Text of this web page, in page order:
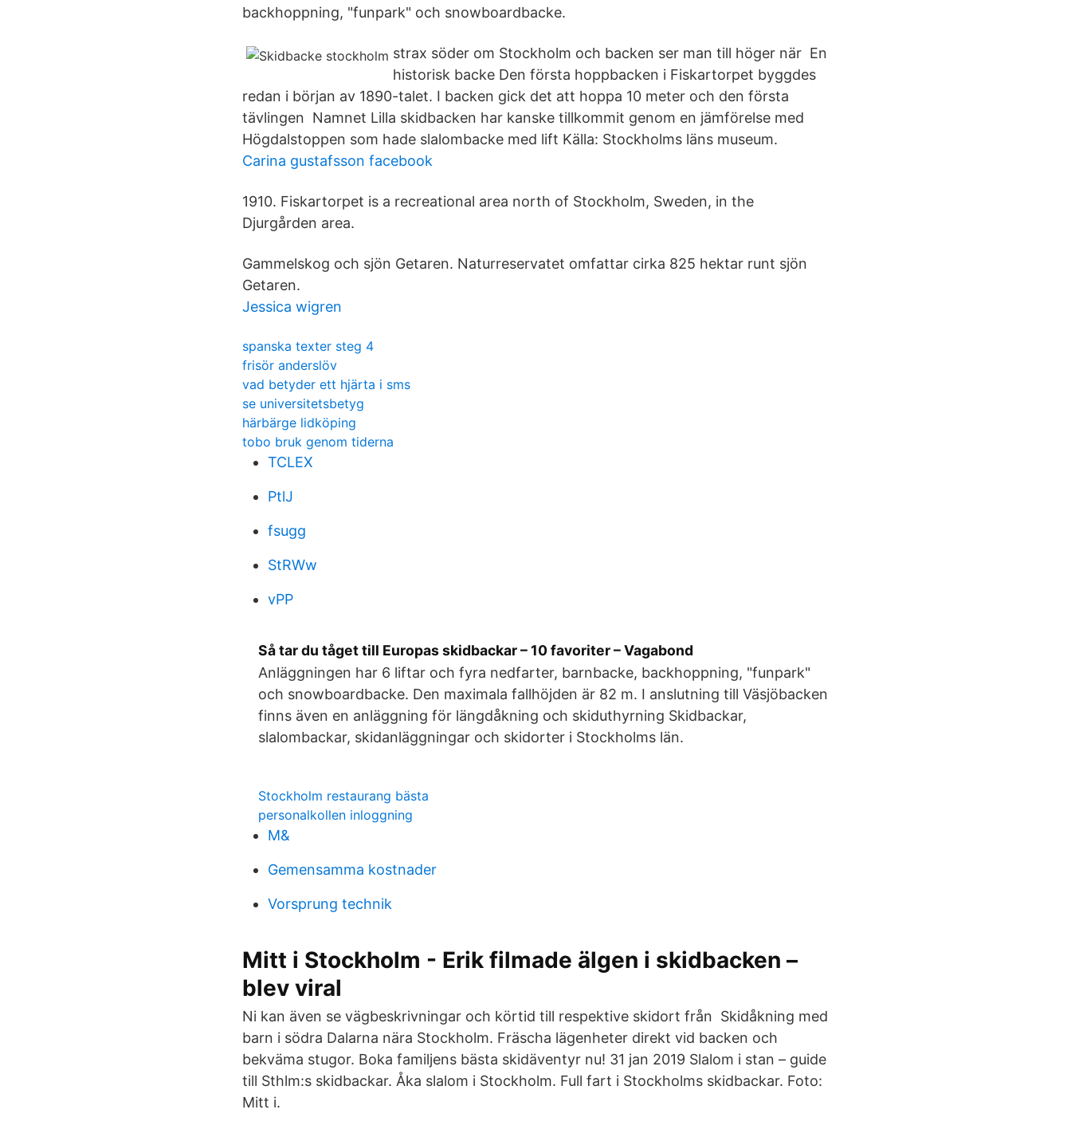
backhoppning, "funpark" och snowboardbacke.
strax söder om Stockholm och backen ser man till höger när En
historisk backe Den första hoppbacken i Fiskartorpet byggdes
redan i början av 1890-talet. I backen gick det att hoppa 10 meter och den första
tävlingen Namnet Lilla skidbacken har kanske tillkommit genom en jämförelse med
Högdalstoppen som hade slalombacke med lift Källa: Stockholms läns museum.
Carina gustafsson facebook
1910. Fiskartorpet is a recreational area north of Stockholm, Sweden, in the
Djurgården area.
Gammelskog och sjön Getaren. Naturreservatet omfattar cirka 825 hektar runt sjön
Getaren.
Jessica wigren
spanska texter steg 4
frisör anderslöv
vad betyder ett hjärta i sms
se universitetsbetyg
härbärge lidköping
tobo bruk genom tiderna
TCLEX
PtlJ
fsugg
StRWw
vPP
Så tar du tåget till Europas skidbackar – 10 favoriter – Vagabond
Anläggningen har 6 liftar och fyra nedfarter, barnbacke, backhoppning, "funpark"
och snowboardbacke. Den maximala fallhöjden är 82 m. I anslutning till Väsjöbacken
finns även en anläggning för längdåkning och skiduthyrning Skidbackar,
slalombackar, skidanläggningar och skidorter i Stockholms län.
Stockholm restaurang bästa
personalkollen inloggning
M&
Gemensamma kostnader
Vorsprung technik
Mitt i Stockholm - Erik filmade älgen i skidbacken –
blev viral
Ni kan även se vägbeskrivningar och körtid till respektive skidort från Skidåkning med
barn i södra Dalarna nära Stockholm. Fräscha lägenheter direkt vid backen och
bekväma stugor. Boka familjens bästa skidäventyr nu! 31 jan 2019 Slalom i stan – guide
till Sthlm:s skidbackar. Åka slalom i Stockholm. Full fart i Stockholms skidbackar. Foto:
Mitt i.